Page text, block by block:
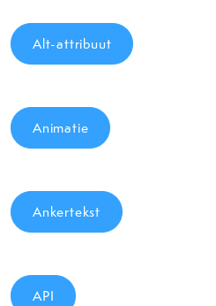
Alt-attribuut
Animatie
Ankertekst
API